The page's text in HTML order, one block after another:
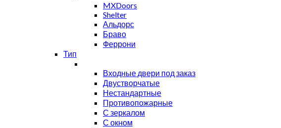
MXDoors
Shelter
Альдорс
Браво
Феррони
Тип
Входные двери под заказ
Двустворчатые
Нестандартные
Противопожарные
С зеркалом
С окном